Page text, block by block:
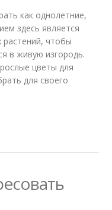
как однолетние,
здесь является
чтобы
в живую изгородь.
цветы для
для своего